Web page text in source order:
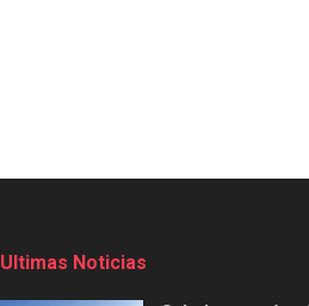
Ultimas Noticias